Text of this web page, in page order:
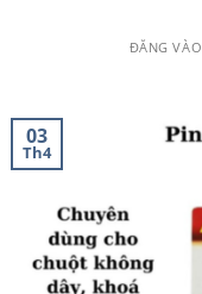
ĐĂNG VÀO
03
Th4